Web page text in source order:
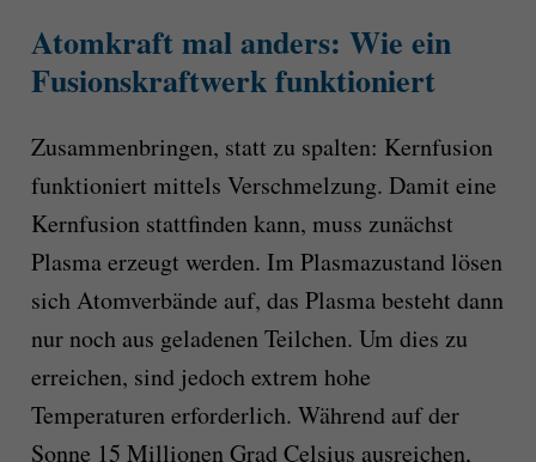
Atomkraft mal anders: Wie ein
Fusionskraftwerk funktioniert
Zusammenbringen, statt zu spalten: Kernfusion
funktioniert mittels Verschmelzung. Damit eine
Kernfusion stattfinden kann, muss zunächst
Plasma erzeugt werden. Im Plasmazustand lösen
sich Atomverbände auf, das Plasma besteht dann
nur noch aus geladenen Teilchen. Um dies zu
erreichen, sind jedoch extrem hohe
Temperaturen erforderlich. Während auf der
Sonne 15 Millionen Grad Celsius ausreichen,